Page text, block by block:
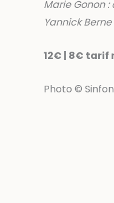
Marie Gonon
Yannick
12€ | 8€ tarif
Photo ©